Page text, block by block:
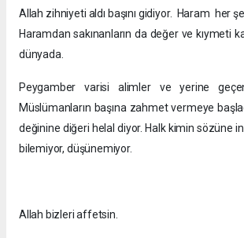
Allah zihniyeti aldı başını gidiyor. Haram her
Haramdan sakınanların da değer ve kıymeti
dünyada.
Peygamber varisi alimler ve yerine
Müslümanların başına zahmet vermeye
değinine diğeri helal diyor. Halk kimin sözüne
bilemiyor, düşünemiyor.
Allah bizleri affetsin.